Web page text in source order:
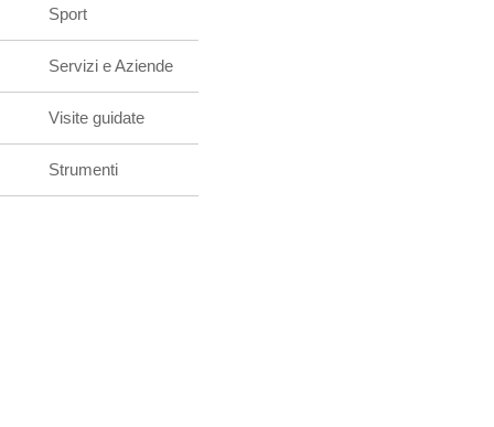
Sport
Servizi e Aziende
Visite guidate
Strumenti